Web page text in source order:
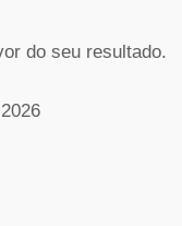
do seu resultado.